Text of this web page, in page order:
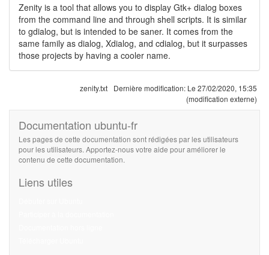
Zenity is a tool that allows you to display Gtk+ dialog boxes
from the command line and through shell scripts. It is similar
to gdialog, but is intended to be saner. It comes from the
same family as dialog, Xdialog, and cdialog, but it surpasses
those projects by having a cooler name.
zenity.txt Dernière modification: Le 27/02/2020, 15:35
(modification externe)
Documentation ubuntu-fr
Les pages de cette documentation sont rédigées par les utilisateurs
pour les utilisateurs. Apportez-nous votre aide pour améliorer le
contenu de cette documentation.
Liens utiles